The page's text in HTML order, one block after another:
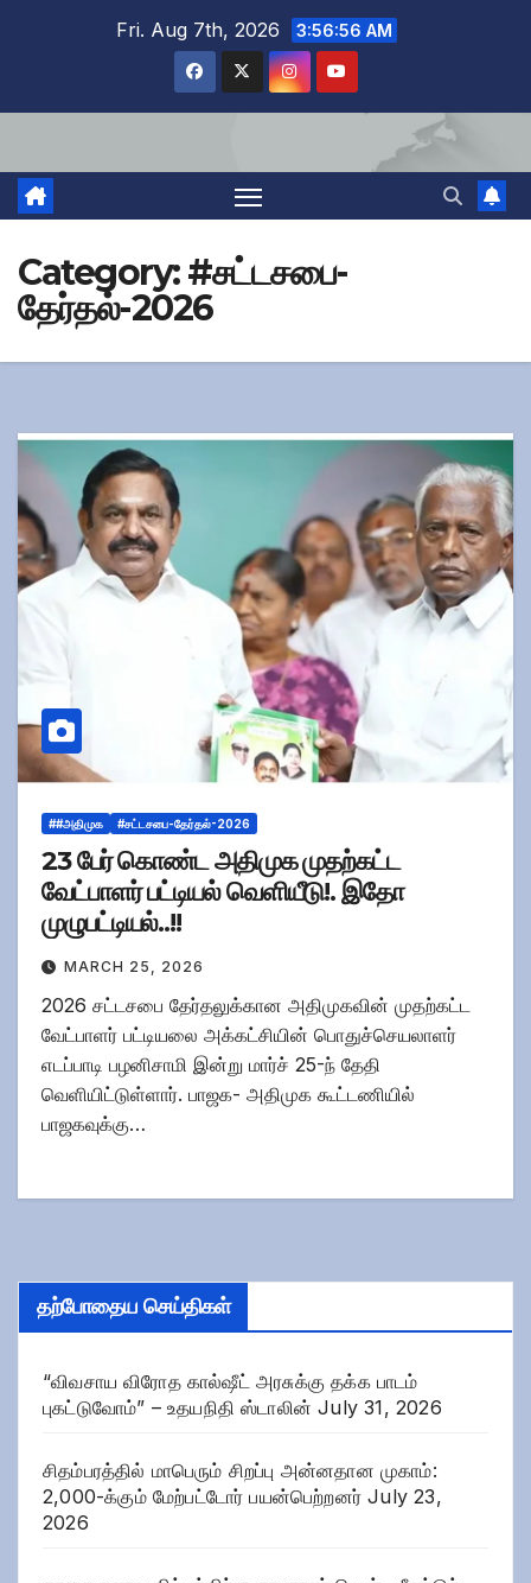
Fri. Aug 7th, 2026 3:56:56 AM
Category:#சட்டசபை-
தேர்தல்-2026
##அதிமுக #சட்டசபை-தேர்தல்-2026
23 பேர் கொண்ட அதிமுக முதற்கட்ட
வேட்பாளர் பட்டியல் வெளியீடு!. இதோ
முழுபட்டியல்..!!
MARCH 25, 2026
2026 சட்டசபை தேர்தலுக்கான அதிமுகவின் முதற்கட்ட
வேட்பாளர் பட்டியலை அக்கட்சியின் பொதுச்செயலாளர்
எடப்பாடி பழனிசாமி இன்று மார்ச் 25-ந் தேதி
வெளியிட்டுள்ளார். பாஜக- அதிமுக கூட்டணியில்
பாஜகவுக்கு…
தற்போதைய செய்திகள்
“விவசாய விரோத கால்ஷீட் அரசுக்கு தக்க பாடம்
புகட்டுவோம்” – உதயநிதி ஸ்டாலின் July 31, 2026
சிதம்பரத்தில் மாபெரும் சிறப்பு அன்னதான முகாம்:
2,000-க்கும் மேற்பட்டோர் பயன்பெற்றனர் July 23,
2026